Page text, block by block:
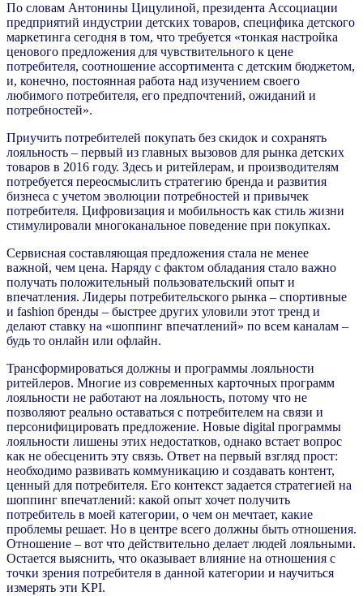
По словам Антонины Цицулиной, президента Ассоциации
предприятий индустрии детских товаров, специфика детского
маркетинга сегодня в том, что требуется «тонкая настройка
ценового предложения для чувствительного к цене
потребителя, соотношение ассортимента с детским бюджетом,
и, конечно, постоянная работа над изучением своего
любимого потребителя, его предпочтений, ожиданий и
потребностей».
Приучить потребителей покупать без скидок и сохранять
лояльность – первый из главных вызовов для рынка детских
товаров в 2016 году. Здесь и ритейлерам, и производителям
потребуется переосмыслить стратегию бренда и развития
бизнеса с учетом эволюции потребностей и привычек
потребителя. Цифровизация и мобильность как стиль жизни
стимулировали многоканальное поведение при покупках.
Сервисная составляющая предложения стала не менее
важной, чем цена. Наряду с фактом обладания стало важно
получать положительный пользовательский опыт и
впечатления. Лидеры потребительского рынка – спортивные
и fashion бренды – быстрее других уловили этот тренд и
делают ставку на «шоппинг впечатлений» по всем каналам –
будь то онлайн или офлайн.
Трансформироваться должны и программы лояльности
ритейлеров. Многие из современных карточных программ
лояльности не работают на лояльность, потому что не
позволяют реально оставаться с потребителем на связи и
персонифицировать предложение. Новые digital программы
лояльности лишены этих недостатков, однако встает вопрос
как не обесценить эту связь. Ответ на первый взгляд прост:
необходимо развивать коммуникацию и создавать контент,
ценный для потребителя. Его контекст задается стратегией на
шоппинг впечатлений: какой опыт хочет получить
потребитель в моей категории, о чем он мечтает, какие
проблемы решает. Но в центре всего должны быть отношения.
Отношение – вот что действительно делает людей лояльными.
Остается выяснить, что оказывает влияние на отношения с
точки зрения потребителя в данной категории и научиться
измерять эти KPI.